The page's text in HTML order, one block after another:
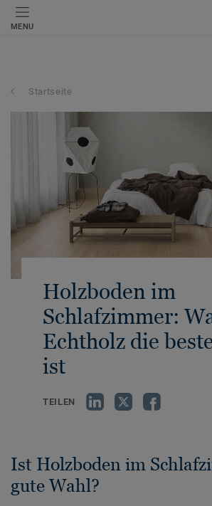
MENU
Startseite
Holzboden im
Schlafzimmer:
Echtholz die
ist
TEILEN
Ist Holzboden im
gute Wahl?